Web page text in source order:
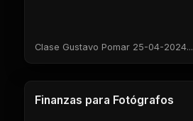
Clase Gustavo Pomar 25-04-2024...
Finanzas para Fotógrafos